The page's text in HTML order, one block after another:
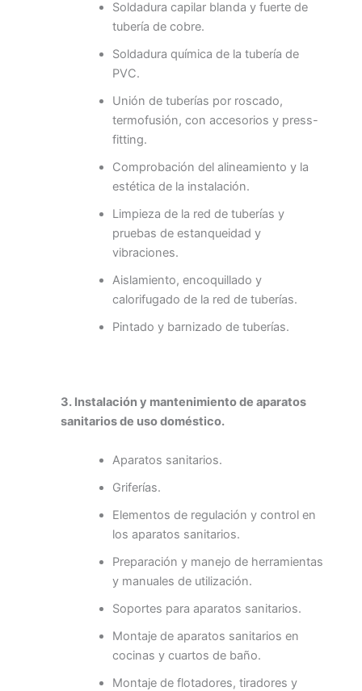
Soldadura capilar blanda y fuerte de
tubería de cobre.
Soldadura química de la tubería de
PVC.
Unión de tuberías por roscado,
termofusión, con accesorios y press-
fitting.
Comprobación del alineamiento y la
estética de la instalación.
Limpieza de la red de tuberías y
pruebas de estanqueidad y
vibraciones.
Aislamiento, encoquillado y
calorifugado de la red de tuberías.
Pintado y barnizado de tuberías.
3. Instalación y mantenimiento de aparatos
sanitarios de uso doméstico.
Aparatos sanitarios.
Griferías.
Elementos de regulación y control en
los aparatos sanitarios.
Preparación y manejo de herramientas
y manuales de utilización.
Soportes para aparatos sanitarios.
Montaje de aparatos sanitarios en
cocinas y cuartos de baño.
Montaje de flotadores, tiradores y